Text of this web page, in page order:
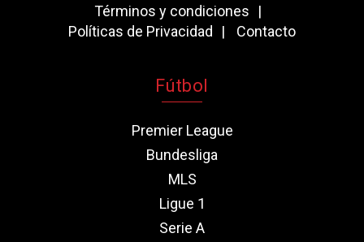
Términos y condiciones
Políticas de Privacidad
Contacto
Fútbol
Premier League
Bundesliga
MLS
Ligue 1
Serie A